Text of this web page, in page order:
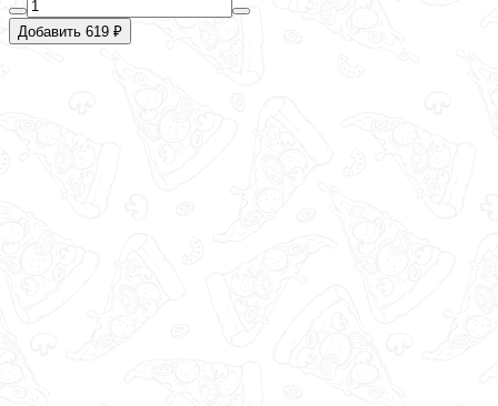
Добавить 619 ₽